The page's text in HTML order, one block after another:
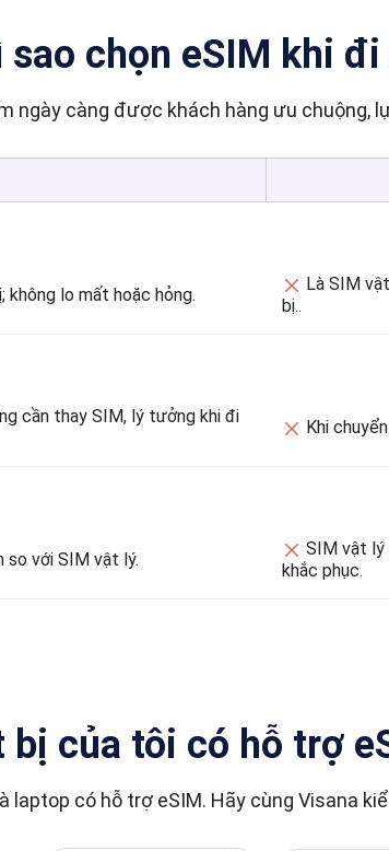
sao chọn eSIM khi
ngày càng được khách hàng ưu chuộng,
lo mất hoặc hỏng.
Là SIM
bị..
cần thay SIM, lý tưởng khi đi
Khi
so với SIM vật lý.
SIM vật lý
khắc phục.
bị của tôi có hỗ trợ
laptop có hỗ trợ eSIM. Hãy cùng Visana